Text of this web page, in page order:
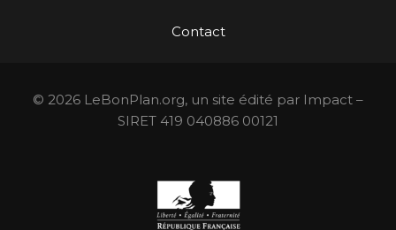
Contact
© 2026 LeBonPlan.org, un site édité par Impact –
SIRET 419 040886 00121